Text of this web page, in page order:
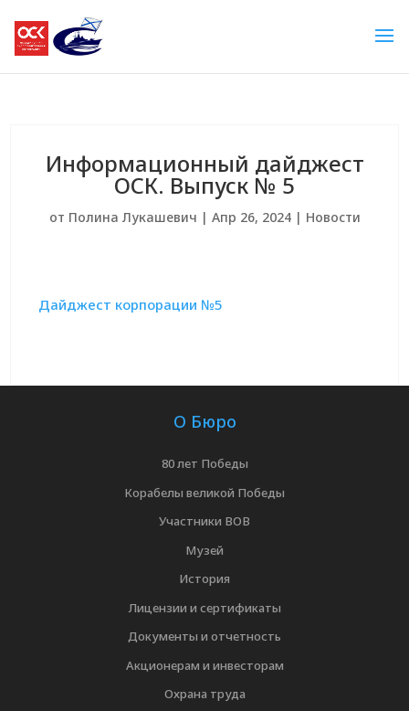
Информационный дайджест
ОСК. Выпуск № 5
от Полина Лукашевич | Апр 26, 2024| Новости
Дайджест корпорации №5
О Бюро
80 лет Победы
Корабелы великой Победы
Участники ВОВ
Музей
История
Лицензии и сертификаты
Документы и отчетность
Акционерам и инвесторам
Охрана труда